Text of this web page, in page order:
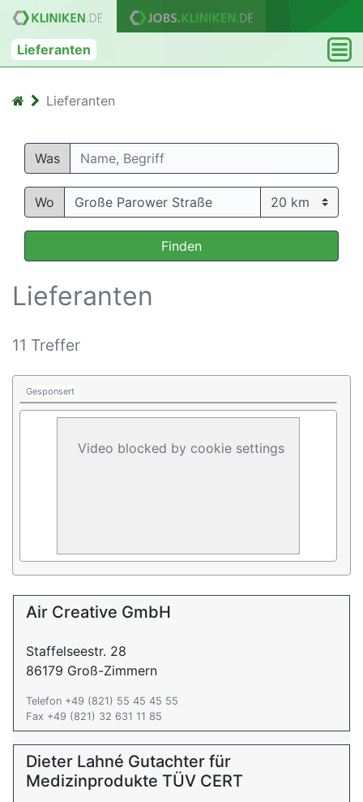
Lieferanten
Lieferanten
Was
Wo
Finden
Lieferanten
11 Treffer
Gesponsert
Video blocked by cookie settings
Air Creative GmbH
Staffelseestr. 28
86179 Groß-Zimmern
Telefon +49 (821) 55 45 45 55
Fax +49 (821) 32 631 11 85
Dieter Lahné Gutachter für
Medizinprodukte TÜV CERT